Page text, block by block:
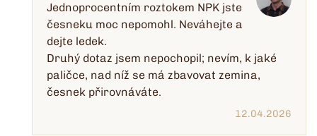
Jednoprocentním roztokem NPK jste
česneku moc nepomohl. Neváhejte a
dejte ledek.
Druhý dotaz jsem nepochopil; nevím, k jaké
paličce, nad níž se má zbavovat zemina,
česnek přirovnáváte.
12.04.2026